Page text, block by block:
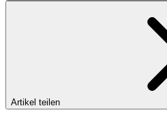
Artikel teilen